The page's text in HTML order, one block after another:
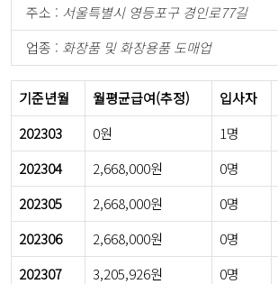
주소 : 서울특별시 영등포구 경인로77길
업종 : 화장품 및 화장용품 도매업
기준년월 월평균급여(추정) 입사자
202303
0원 1명
202304
2,668,000원 0명
202305
2,668,000원 0명
202306
2,668,000원 0명
202307
3,205,926원 0명